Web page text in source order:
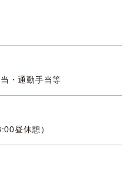
・通勤手当等
昼休憩）